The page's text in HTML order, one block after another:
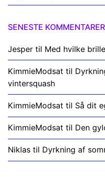
SENESTE KOMMENTARER
Jesper til Med hvilke
KimmieModsat til
vintersquash
KimmieModsat til Så dit
KimmieModsat til Den
Niklas til Dyrkning af